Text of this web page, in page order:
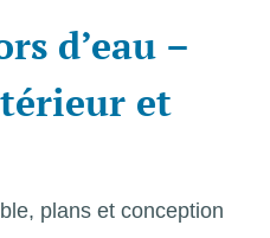
d’eau –
et
plans et conception